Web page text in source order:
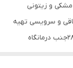
مشکی و زیتونی
و سرویسی تهیه